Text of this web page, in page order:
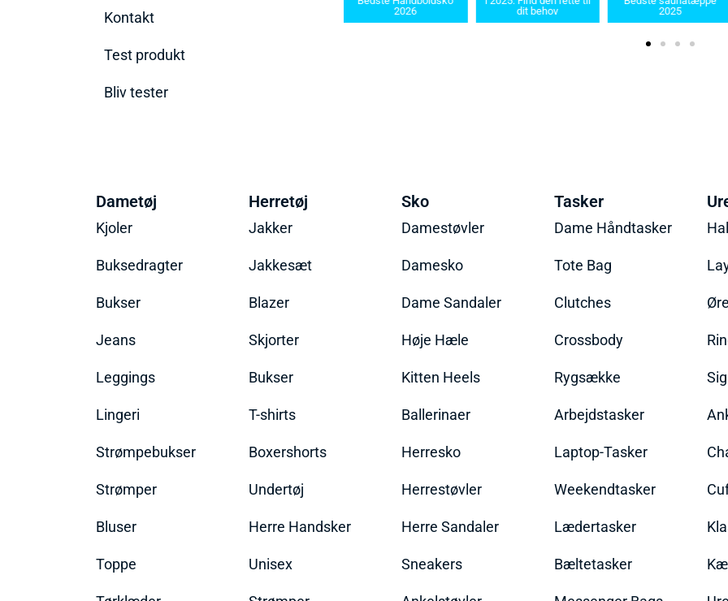
Kontakt
Test produkt
Bliv tester
2025
2026
dit behov
2025
Dametøj
Kjoler
Buksedragter
Bukser
Jeans
Leggings
Lingeri
Strømpebukser
Strømper
Bluser
Toppe
Herretøj
Jakker
Jakkesæt
Blazer
Skjorter
Bukser
T-shirts
Boxershorts
Undertøj
Herre Handsker
Unisex
Sko
Damestøvler
Damesko
Dame Sandaler
Høje Hæle
Kitten Heels
Ballerinaer
Herresko
Herrestøvler
Herre Sandaler
Sneakers
Tasker
Dame Håndtasker
Tote Bag
Clutches
Crossbody
Rygsække
Arbejdstasker
Laptop-Tasker
Weekendtasker
Lædertasker
Bæltetasker